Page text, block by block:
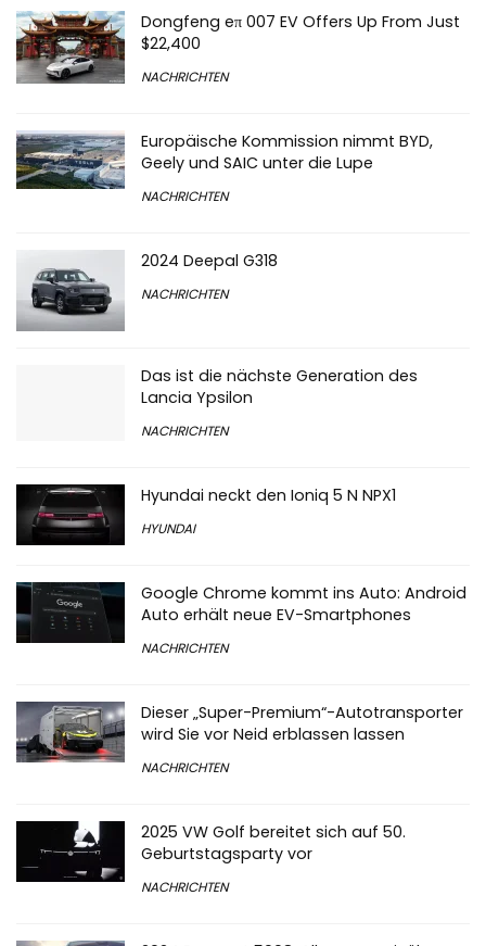
$22,400
Geely und SAIC unter die Lupe
Lancia Ypsilon
Auto erhält neue EV-Smartphones
wird Sie vor Neid erblassen lassen
Geburtstagsparty vor